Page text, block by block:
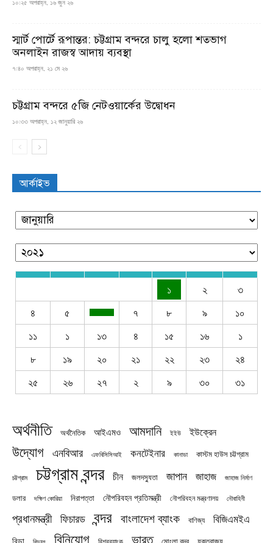
১০:২৫ অপরাহ্ন, ১৬ জুন ২৬
স্মার্ট পোর্টে রূপান্তর: চট্টগ্রাম বন্দরে চালু হলো শতভাগ
অনলাইন রাজস্ব আদায় ব্যবস্থা
৭:৪০ অপরাহ্ন, ২১ মে ২৬
চট্টগ্রাম বন্দরে ৫জি নেটওয়ার্কের উদ্বোধন
১০:৩৩ অপরাহ্ন, ১২ জানুয়ারি ২৬
আর্কাইভ
১ ২
৩
৪
৫ ৭ ৮ ৯
১০
১১
১ ১৩ ৪ ১৫ ১৬
১
৮
১৯ ২০ ২১ ২২ ২৩
২৪
২৫
২৬ ২৭ ২ ৯ ৩০ ৩১
অর্থনীতি অর্থনৈতিক আইএমও আমদানি ইইউ ইউক্রেন
উদ্যোগ এনবিআর এফবিসিসিআই কনটেইনার কানাডা কাস্টম হাউস চট্টগ্রাম
চট্টগ্রাম চট্টগ্রাম বন্দর চীন জলদস্যুতা জাপান জাহাজ জাহাজ নির্মাণ
ডলার দক্ষিণ কোরিয়া নিরাপত্তা নৌপরিবহন প্রতিমন্ত্রী নৌপরিবহন মন্ত্রণালয় নৌবাহিনী
প্রধানমন্ত্রী ফিচারড বন্দর বাংলাদেশ ব্যাংক বাণিজ্য বিজিএমইএ
বিনিয়োগ ভারত